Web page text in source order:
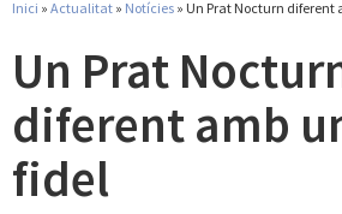
Inici » Actualitat » Notícies » Un Prat Nocturn diferent
Un Prat
diferent amb
fidel